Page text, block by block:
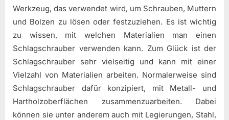
Werkzeug, das verwendet wird, um Schrauben, Muttern
und Bolzen zu lösen oder festzuziehen. Es ist wichtig
zu wissen, mit welchen Materialien man einen
Schlagschrauber verwenden kann. Zum Glück ist der
Schlagschrauber sehr vielseitig und kann mit einer
Vielzahl von Materialien arbeiten. Normalerweise sind
Schlagschrauber dafür konzipiert, mit Metall- und
Hartholzoberflächen zusammenzuarbeiten. Dabei
können sie unter anderem auch mit Legierungen, Stahl,